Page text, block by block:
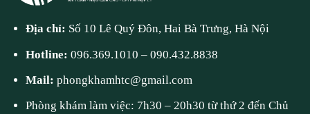
Địa chỉ: Số 10 Lê Quý Đôn, Hai Bà Trưng, Hà Nội
Hotline:096.369.1010 –090.432.8838
Mail:phongkhamhtc@gmail.com
Phòng khám làm việc: 7h30 – 20h30 từ thứ 2 đến Chủ